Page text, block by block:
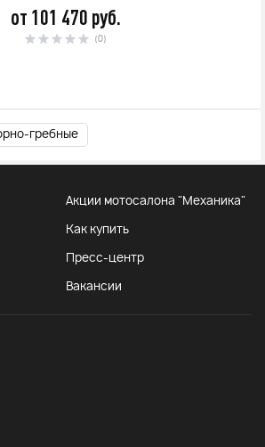
от 101 470 руб.
(0)
гребные
Акции мотосалона "Механика"
Как купить
Пресс-центр
Вакансии